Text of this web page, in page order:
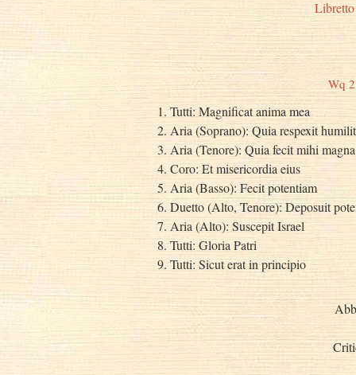
Wq
1. Tutti: Magnificat anima mea
2. Aria (Soprano): Quia respexit
3. Aria (Tenore): Quia fecit mihi magna
4. Coro: Et misericordia eius
5. Aria (Basso): Fecit potentiam
6. Duetto (Alto, Tenore): Deposuit
7. Aria (Alto): Suscepit Israel
8. Tutti: Gloria Patri
9. Tutti: Sicut erat in principio